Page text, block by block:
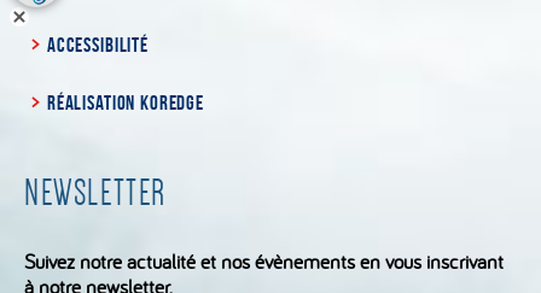
ACCESSIBILITÉ
RÉALISATION KOREDGE
NEWSLETTER
Suivez notre actualité et nos évènements en vous inscrivant
à notre newsletter.